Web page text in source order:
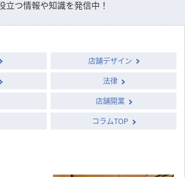
施設管理に 役立つコラム
飲食店・店舗・オフィスの開業・出店・改装